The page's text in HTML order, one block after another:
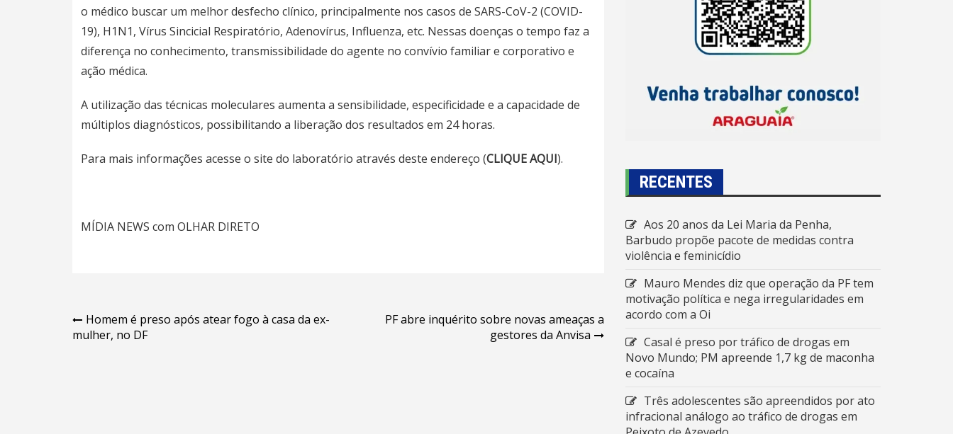
o médico buscar um melhor desfecho clínico, principalmente nos casos de SARS-CoV-2 (COVID-
19), H1N1, Vírus Sincicial Respiratório, Adenovírus, Influenza, etc. Nessas doenças o tempo faz a
diferença no conhecimento, transmissibilidade do agente no convívio familiar e corporativo e
ação médica.
A utilização das técnicas moleculares aumenta a sensibilidade, especificidade e a capacidade de
múltiplos diagnósticos, possibilitando a liberação dos resultados em 24 horas.
Para mais informações acesse o site do laboratório através deste endereço (CLIQUE AQUI).
MÍDIA NEWS com OLHAR DIRETO
Navegação
de
Homem é preso após atear fogo à casa da ex-
mulher, no DF
PF abre inquérito sobre novas ameaças a
gestores da Anvisa
RECENTES
Aos 20 anos da Lei Maria da Penha,
Barbudo propõe pacote de medidas contra
violência e feminicídio
Mauro Mendes diz que operação da PF tem
motivação política e nega irregularidades em
acordo com a Oi
Casal é preso por tráfico de drogas em
Novo Mundo; PM apreende 1,7 kg de maconha
e cocaína
Três adolescentes são apreendidos por ato
infracional análogo ao tráfico de drogas em